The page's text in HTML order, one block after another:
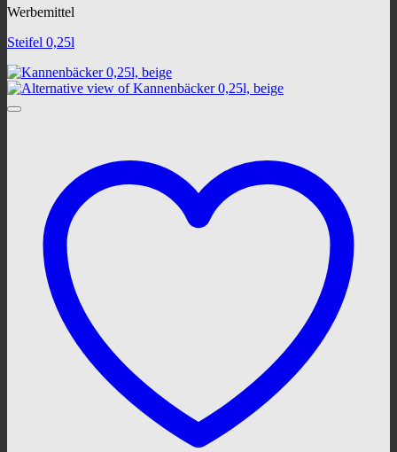
Werbemittel
Steifel 0,25l